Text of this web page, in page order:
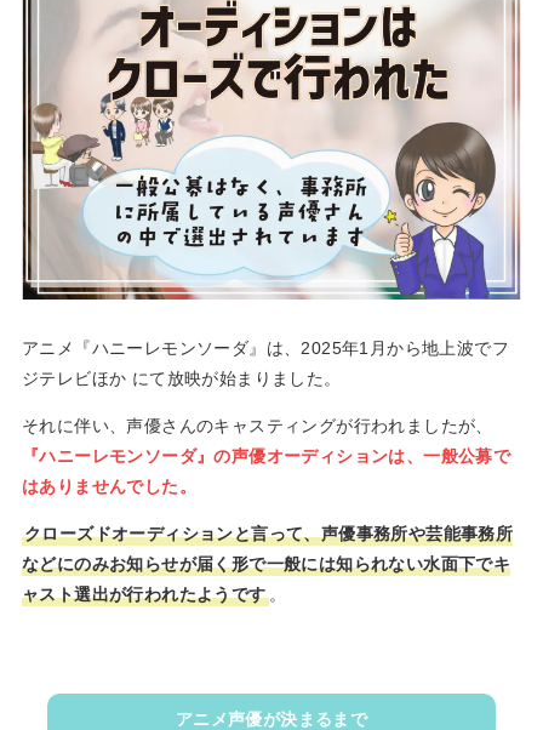
アニメ『ハニーレモンソーダ』は、2025年1月から地上波でフ
ジテレビほか にて放映が始まりました。
それに伴い、声優さんのキャスティングが行われましたが、
『ハニーレモンソーダ』の声優オーディションは、一般公募で
はありませんでした。
クローズドオーディションと言って、声優事務所や芸能事務所
などにのみお知らせが届く形で一般には知られない水面下でキ
ャスト選出が行われたようです。
アニメ声優が決まるまで